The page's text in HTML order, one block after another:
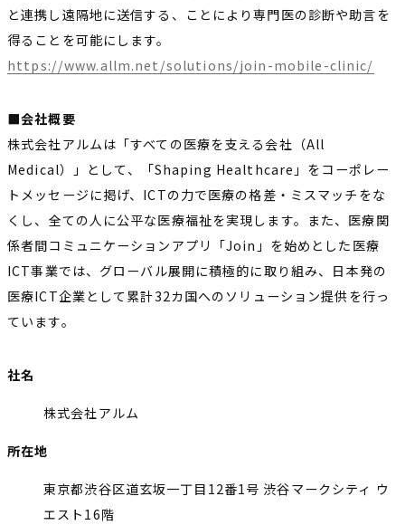
と連携し遠隔地に送信する、ことにより専門医の診断や助言を
得ることを可能にします。
https://www.allm.net/solutions/join-mobile-clinic/
■会社概要
株式会社アルムは「すべての医療を支える会社（All
Medical）」として、「Shaping Healthcare」をコーポレー
トメッセージに掲げ、ICTの力で医療の格差・ミスマッチをな
くし、全ての人に公平な医療福祉を実現します。また、医療関
係者間コミュニケーションアプリ「Join」を始めとした医療
ICT事業では、グローバル展開に積極的に取り組み、日本発の
医療ICT企業として累計32カ国へのソリューション提供を行っ
ています。
社名
株式会社アルム
所在地
東京都渋谷区道玄坂一丁目12番1号 渋谷マークシティ ウ
エスト16階